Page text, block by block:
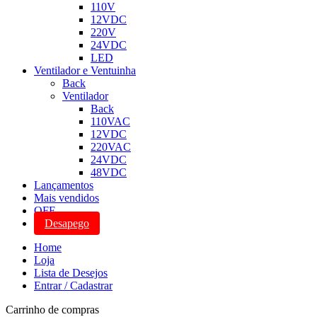
110V
12VDC
220V
24VDC
LED
Ventilador e Ventuinha
Back
Ventilador
Back
110VAC
12VDC
220VAC
24VDC
48VDC
Lançamentos
Mais vendidos
OFF
Desapego
Home
Loja
Lista de Desejos
Entrar / Cadastrar
Carrinho de compras